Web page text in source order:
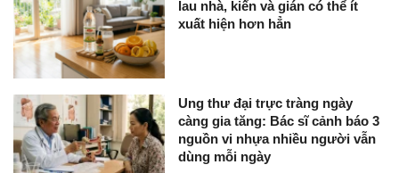
lau nhà, kiến và gián có thể ít
xuất hiện hơn hẳn
Ung thư đại trực tràng ngày
càng gia tăng: Bác sĩ cảnh báo 3
nguồn vi nhựa nhiều người vẫn
dùng mỗi ngày